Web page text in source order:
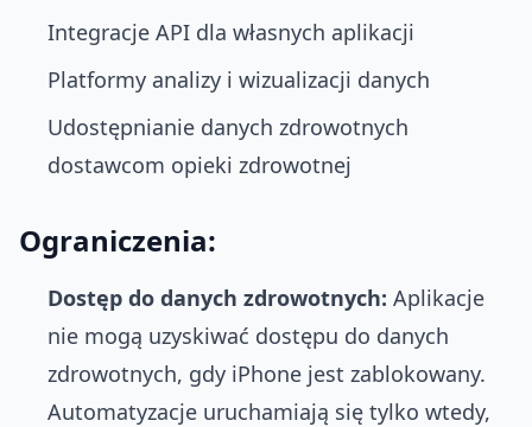
Integracje API dla własnych aplikacji
Platformy analizy i wizualizacji danych
Udostępnianie danych zdrowotnych
dostawcom opieki zdrowotnej
Ograniczenia:
Dostęp do danych zdrowotnych: Aplikacje
nie mogą uzyskiwać dostępu do danych
zdrowotnych, gdy iPhone jest zablokowany.
Automatyzacje uruchamiają się tylko wtedy,